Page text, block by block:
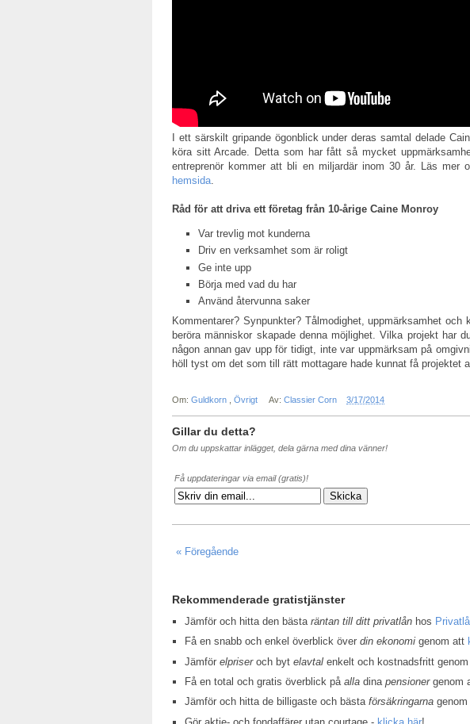
I ett särskilt gripande ögonblick under deras samtal delade
köra sitt Arcade. Detta som har fått så mycket
entreprenör kommer att bli en miljardär inom 30 år. Läs mer
hemsida.
Råd för att driva ett företag från 10-årige Caine Monroy
Var trevlig mot kunderna
Driv en verksamhet som är roligt
Ge inte upp
Börja med vad du har
Använd återvunna saker
Kommentarer? Synpunkter? Tålmodighet, uppmärksamhet
beröra människor skapade denna möjlighet. Vilka projekt har
någon annan gav upp för tidigt, inte var uppmärksam på
höll tyst om det som till rätt mottagare hade kunnat få projektet
Om: Guldkorn Övrigt Av:Classier Corn 3/17/2014
Gillar du detta?
Om du uppskattar inlägget, dela gärna med dina vänner!
Få uppdateringar via email (gratis)!
« Föregående
Rekommenderade gratistjänster
Jämför och hitta den bästaräntan till ditt privatlån hos
Få en snabb och enkel överblick överdin ekonomi genom att
Jämförelpriseroch bytelavtal enkelt och kostnadsfritt
Få en total och gratis överblick påalla dinapensionergenom
Jämför och hitta de billigaste och bästaförsäkringarna